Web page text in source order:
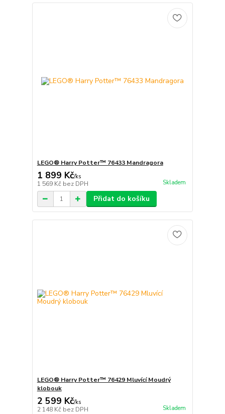
LEGO® Harry Potter™ 76433 Mandragora
1 899 Kč/ks
1 569 Kč bez DPH Skladem
Přidat do košíku
LEGO® Harry Potter™ 76429 Mluvící Moudrý
klobouk
2 599 Kč/ks
2 148 Kč bez DPH Skladem